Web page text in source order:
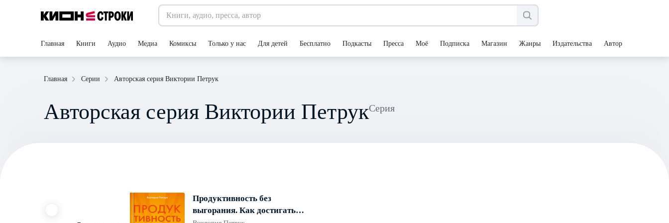
Главная Книги Аудио Медиа Комиксы Только у нас Для детей Бесплатно Подкасты Пресса Моё Подписка Магазин Жанры Издательства Авторы
Главная Серии Авторская серия Виктории Петрук
Авторская серия Виктории Петрук Серия
Продуктивность без
выгорания. Как достигать